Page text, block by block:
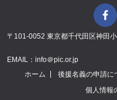
〒101-0052 東京都千代田区神田
EMAIL：info＠pic.or.jp
ホーム
後援名義の申請に
個人情報